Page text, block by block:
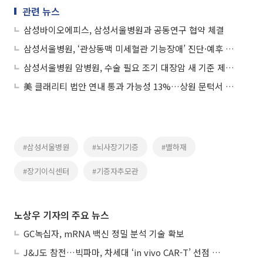
관련 뉴스
삼성바이오에피스, 삼성서울병원과 공동연구 협약 체결
삼성서울병원, ‘관상동맥 미세혈관 기능장애’ 진단·예후 이정표 제시
삼성서울병원 암병원, 수술 필요 조기 대장암 새 기준 제시…“꼭 필요한 환자만”
美 클래리티 법안 연내 통과 가능성 13%…상원 문턱서 제동
#삼성서울병원 #뇌사장기기증 #별하재
#장기이식센터 #기증자추모관
노상우 기자의 주요 뉴스
GC녹십자, mRNA 백신 정밀 분석 기술 확보
J&J도 참전…빅파마, 차세대 ‘in vivo CAR-T’ 선점 경쟁 본격화